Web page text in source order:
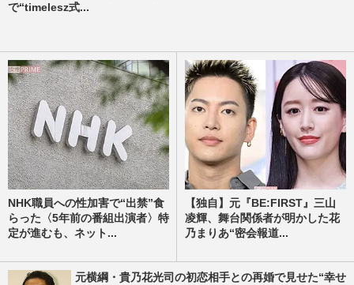
で“timelesz式...
NHK職員への性加害で“出禁”食
らった〈5年前の番組出演者〉特
定が進むも、ネット...
【独自】元『BE:FIRST』三山
凌輝、舞台関係者が明かした花
乃まりあ“密会報道...
元横綱・貴乃花光司の初恋相手との再婚で見せた“幸せ